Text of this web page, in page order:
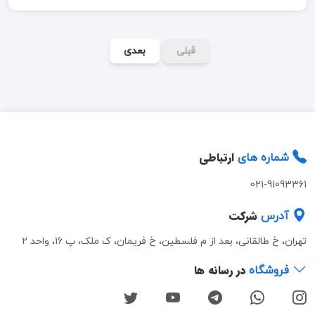
قبلی بعدی
شماره های ارتباطی
021-91093361
آدرس شرکت
تهران، خ طالقانی، بعد از م فلسطین، خ فریمان، ک ملک، پ 16، واحد 2
فروشگاه در رسانه ها